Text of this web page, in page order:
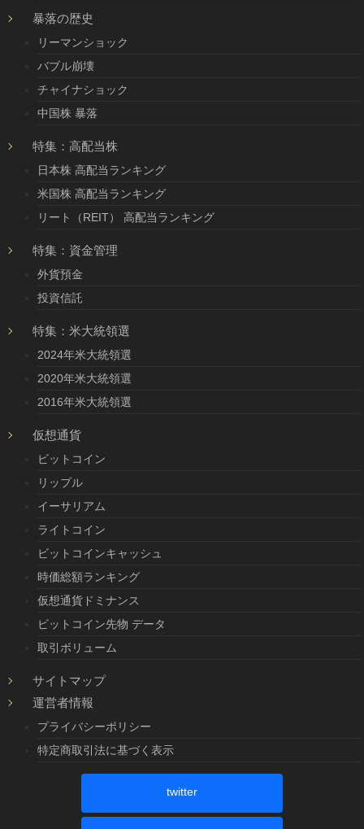
暴落の歴史
リーマンショック
バブル崩壊
チャイナショック
中国株 暴落
特集：高配当株
日本株 高配当ランキング
米国株 高配当ランキング
リート（REIT） 高配当ランキング
特集：資金管理
外貨預金
投資信託
特集：米大統領選
2024年米大統領選
2020年米大統領選
2016年米大統領選
仮想通貨
ビットコイン
リップル
イーサリアム
ライトコイン
ビットコインキャッシュ
時価総額ランキング
仮想通貨ドミナンス
ビットコイン先物 データ
取引ボリューム
サイトマップ
運営者情報
プライバシーポリシー
特定商取引法に基づく表示
twitter